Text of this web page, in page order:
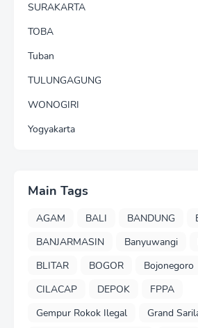
SURAKARTA
TOBA
Tuban
TULUNGAGUNG
WONOGIRI
Yogyakarta
Main Tags
AGAM BALI BANDUNG
BANJARMASIN
Banyuwangi
BLITAR
BOGOR Bojonegoro
CILACAP
DEPOK
FPPA
Gempur Rokok Ilegal
Grand